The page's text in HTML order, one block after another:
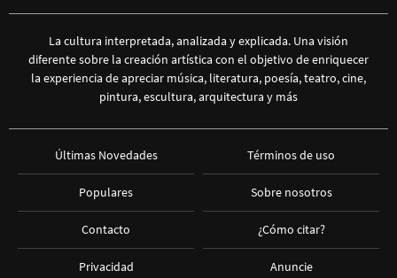
La cultura interpretada, analizada y explicada. Una visión
diferente sobre la creación artística con el objetivo de enriquecer
la experiencia de apreciar música, literatura, poesía, teatro, cine,
pintura, escultura, arquitectura y más
Últimas Novedades
Populares
Contacto
Privacidad
Términos de uso
Sobre nosotros
¿Cómo citar?
Anuncie